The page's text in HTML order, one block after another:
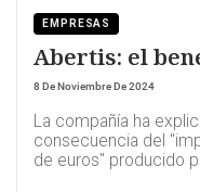
EMPRESAS
Abertis: el
8 De Noviembre De 2024
La compañía ha
consecuencia del
de euros" producido